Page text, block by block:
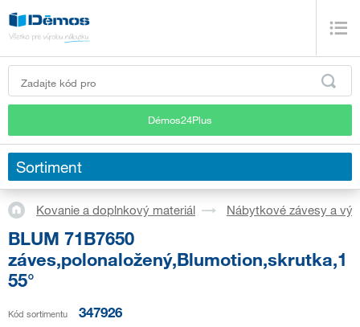
Démos24Plus
Sortiment
Kovanie a doplnkový materiál Nábytkové závesy a
BLUM 71B7650
záves,polonaložený,Blumotion,skrutka,1
55°
Kód sortimentu 347926